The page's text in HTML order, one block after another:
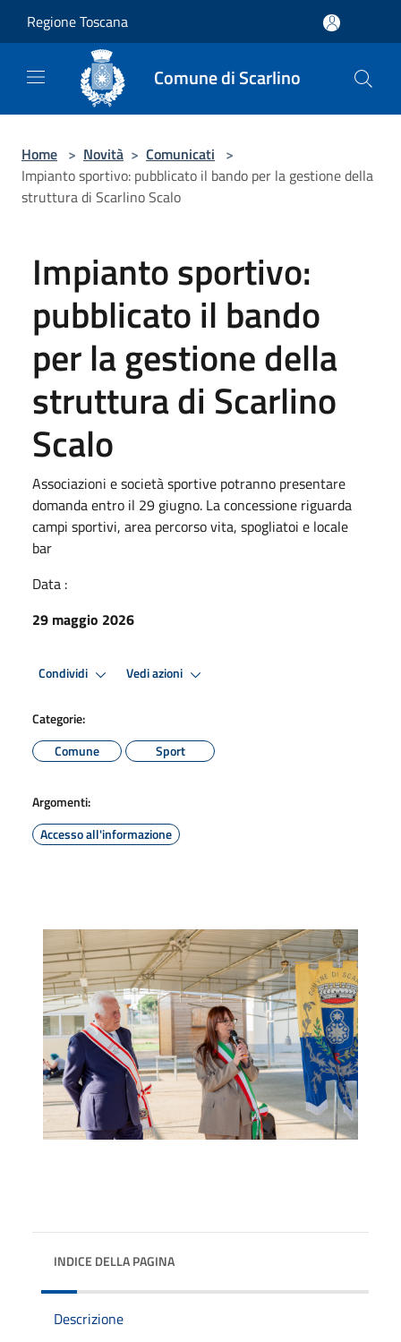
Regione Toscana
Comune di Scarlino
Home > Novità > Comunicati >
Impianto sportivo: pubblicato il bando per la gestione della
struttura di Scarlino Scalo
Impianto sportivo:
pubblicato il bando
per la gestione della
struttura di Scarlino
Scalo
Associazioni e società sportive potranno presentare
domanda entro il 29 giugno. La concessione riguarda
campi sportivi, area percorso vita, spogliatoi e locale
bar
Data :
29 maggio 2026
Condividi Vedi azioni
Categorie:
Comune
Sport
Argomenti:
Accesso all'informazione
INDICE DELLA PAGINA
Descrizione